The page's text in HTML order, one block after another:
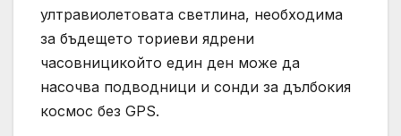
ултравиолетовата светлина, необходима
за бъдещето ториеви ядрени
часовницикойто един ден може да
насочва подводници и сонди за дълбокия
космос без GPS.